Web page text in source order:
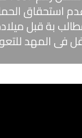
استحقاق
بة قبل
فى المهد